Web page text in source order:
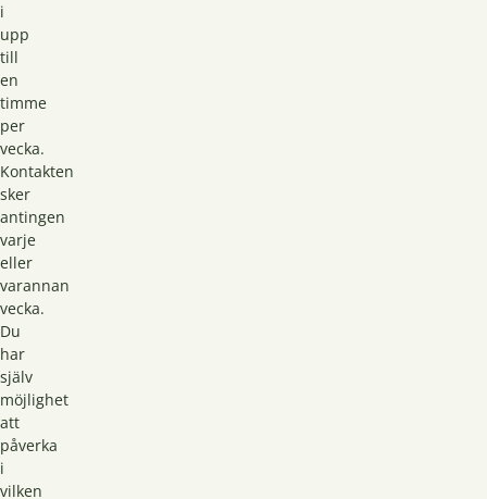
i
upp
till
en
timme
per
vecka.
Kontakten
sker
antingen
varje
eller
varannan
vecka.
Du
har
själv
möjlighet
att
påverka
i
vilken